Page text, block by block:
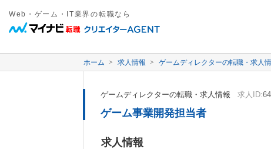
Web・ゲーム・IT業界の転職なら
ホーム 求人情報 ゲームディレクターの転職・求人
ゲームディレクターの転職・求人情報 求人ID:
ゲーム事業開発担当者
求人情報